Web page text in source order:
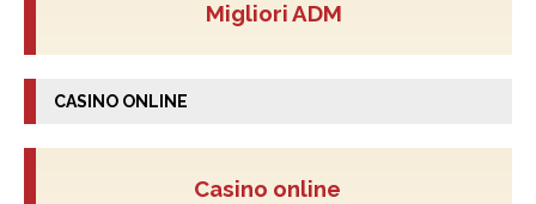
Migliori ADM
CASINO ONLINE
Casino online